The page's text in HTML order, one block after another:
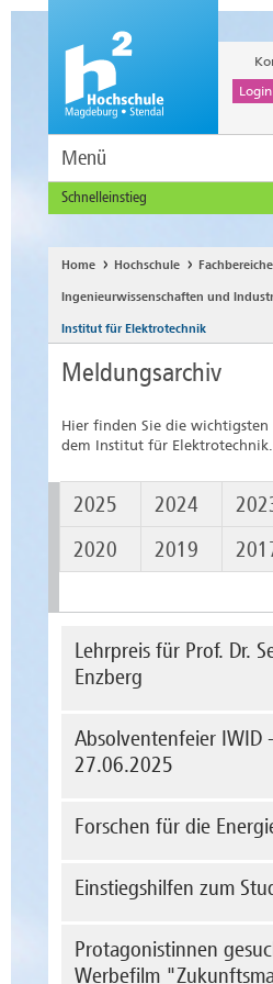
Menü
Schnelleinstieg
Alumni
Unternehmen und
Beschäftigte
International
Home Hochschule Fachbereiche
Ingenieurwissenschaften und
Institut für Elektrotechnik
Meldungsarchiv
Hier finden Sie die wichtigsten
dem Institut für Elektrotechnik.
2025 2024
2020
2019
Lehrpreis für Prof. Dr.
Enzberg
Magdeburg-Stendal
er Professor für Künstliche
Absolventenfeier IWID
27.06.2025
Forschen für die
Einstiegshilfen zum
Protagonistinnen
Werbefilm